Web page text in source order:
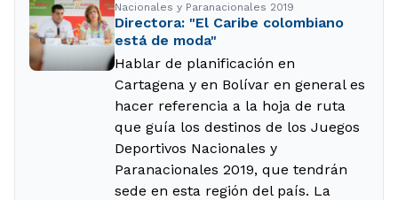
Nacionales y Paranacionales 2019
Directora: "El Caribe colombiano
está de moda"
Hablar de planificación en
Cartagena y en Bolívar en general es
hacer referencia a la hoja de ruta
que guía los destinos de los Juegos
Deportivos Nacionales y
Paranacionales 2019, que tendrán
sede en esta región del país. La